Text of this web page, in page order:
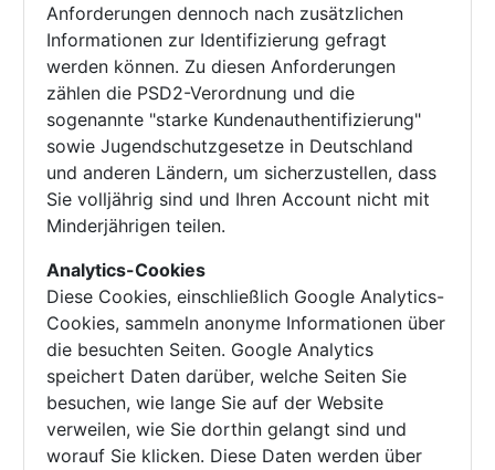
Anforderungen dennoch nach zusätzlichen
Informationen zur Identifizierung gefragt
werden können. Zu diesen Anforderungen
zählen die PSD2-Verordnung und die
sogenannte "starke Kundenauthentifizierung"
sowie Jugendschutzgesetze in Deutschland
und anderen Ländern, um sicherzustellen, dass
Sie volljährig sind und Ihren Account nicht mit
Minderjährigen teilen.
Analytics-Cookies
Diese Cookies, einschließlich Google Analytics-
Cookies, sammeln anonyme Informationen über
die besuchten Seiten. Google Analytics
speichert Daten darüber, welche Seiten Sie
besuchen, wie lange Sie auf der Website
verweilen, wie Sie dorthin gelangt sind und
worauf Sie klicken. Diese Daten werden über